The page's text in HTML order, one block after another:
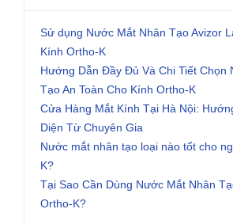
Sử dụng Nước Mắt Nhân Tạo Avizor
Kính Ortho-K
Hướng Dẫn Đầy Đủ Và Chi Tiết Chọn
Tạo An Toàn Cho Kính Ortho-K
Cửa Hàng Mắt Kính Tại Hà Nội:
Diện Từ Chuyên Gia
Nước mắt nhân tạo loại nào tốt cho
K?
Tại Sao Cần Dùng Nước Mắt Nhân
Ortho-K?